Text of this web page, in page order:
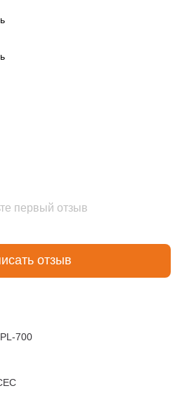
первый отзыв
отзыв
PL-700